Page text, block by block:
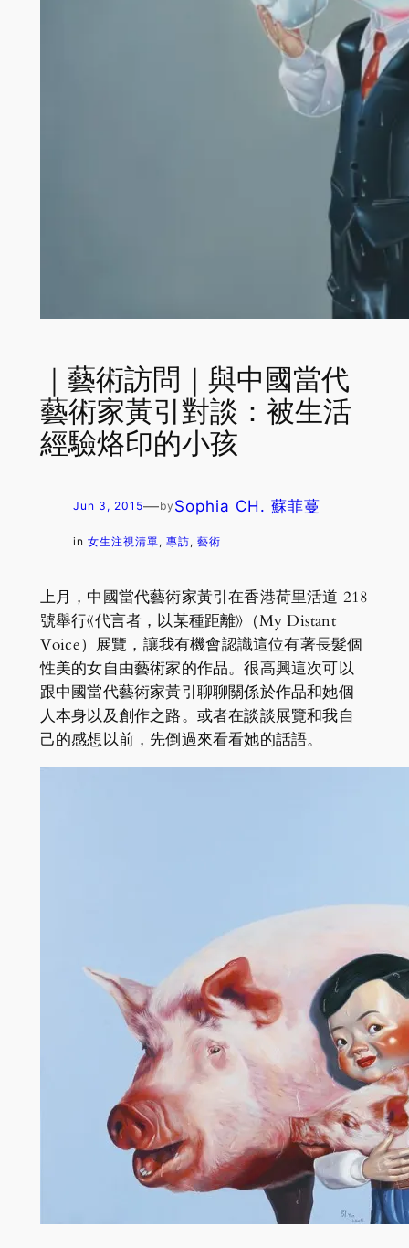
｜藝術訪問｜與中國當代
藝術家黃引對談：被生活
經驗烙印的小孩
Jun 3, 2015—by Sophia CH. 蘇菲蔓
in 女生注視清單, 專訪, 藝術
上月，中國當代藝術家黃引在香港荷里活道 218
號舉行《代言者，以某種距離》（My Distant
Voice）展覽，讓我有機會認識這位有著長髮個
性美的女自由藝術家的作品。很高興這次可以
跟中國當代藝術家黃引聊聊關係於作品和她個
人本身以及創作之路。或者在談談展覽和我自
己的感想以前，先倒過來看看她的話語。